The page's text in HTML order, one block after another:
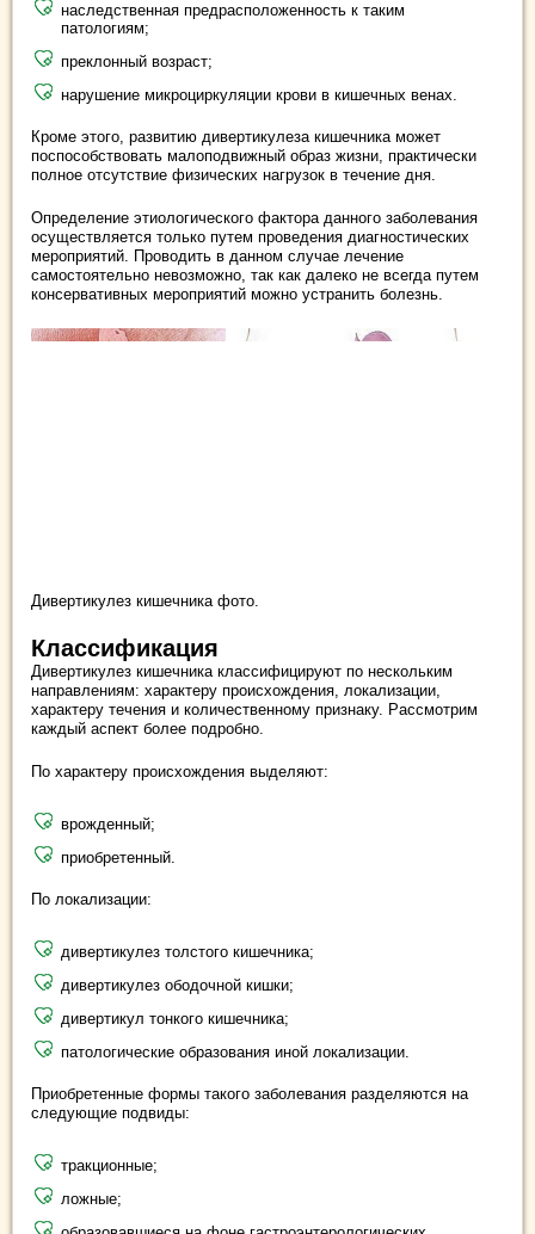
наследственная предрасположенность к таким
патологиям;
преклонный возраст;
нарушение микроциркуляции крови в кишечных венах.
Кроме этого, развитию дивертикулеза кишечника может
поспособствовать малоподвижный образ жизни, практически
полное отсутствие физических нагрузок в течение дня.
Определение этиологического фактора данного заболевания
осуществляется только путем проведения диагностических
мероприятий. Проводить в данном случае лечение
самостоятельно невозможно, так как далеко не всегда путем
консервативных мероприятий можно устранить болезнь.
Дивертикулез кишечника фото.
Классификация
Дивертикулез кишечника классифицируют по нескольким
направлениям: характеру происхождения, локализации,
характеру течения и количественному признаку. Рассмотрим
каждый аспект более подробно.
По характеру происхождения выделяют:
врожденный;
приобретенный.
По локализации:
дивертикулез толстого кишечника;
дивертикулез ободочной кишки;
дивертикул тонкого кишечника;
патологические образования иной локализации.
Приобретенные формы такого заболевания разделяются на
следующие подвиды:
тракционные;
ложные;